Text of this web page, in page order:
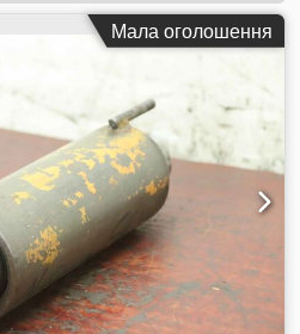
Мала оголошення